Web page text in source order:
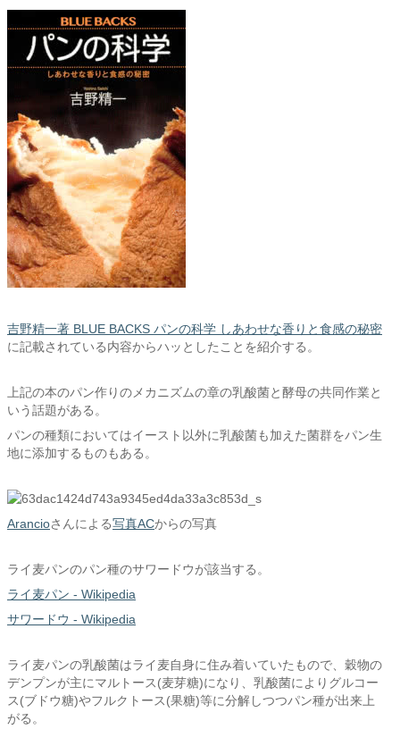
吉野精一著 BLUE BACKS パンの科学 しあわせな香りと食感の秘密
に記載されている内容からハッとしたことを紹介する。
上記の本のパン作りのメカニズムの章の乳酸菌と酵母の共同作業と
いう話題がある。
パンの種類においてはイースト以外に乳酸菌も加えた菌群をパン生
地に添加するものもある。
Arancioさんによる写真ACからの写真
ライ麦パンのパン種のサワードウが該当する。
ライ麦パン - Wikipedia
サワードウ - Wikipedia
ライ麦パンの乳酸菌はライ麦自身に住み着いていたもので、穀物の
デンプンが主にマルトース(麦芽糖)になり、乳酸菌によりグルコー
ス(ブドウ糖)やフルクトース(果糖)等に分解しつつパン種が出来上
がる。